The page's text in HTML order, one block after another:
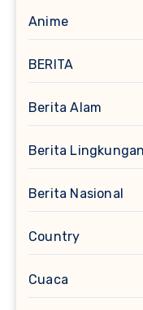
Anime
BERITA
Berita Alam
Berita Lingkungan
Berita Nasional
Country
Cuaca